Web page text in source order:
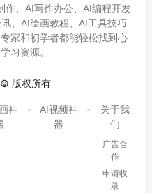
作、AI写作办公、AI编程开发
、AI绘画教程、AI工具技巧
家和初学者都能轻松找到心
习资源。
版权所有
神
AI视频神
器
关于我
们
广告合
作
申请收
录